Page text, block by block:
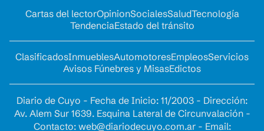
Cartas del lectorOpinionSocialesSaludTecnología
TendenciaEstado del tránsito
ClasificadosInmueblesAutomotoresEmpleosServicios
Avisos Fúnebres y MisasEdictos
Diario de Cuyo - Fecha de Inicio: 11/2003 - Dirección:
Av. Alem Sur 1639. Esquina Lateral de Circunvalación -
Contacto: web@diariodecuyo.com.ar- Email: